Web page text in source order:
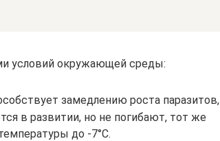
условий окружающей среды:
замедлению роста паразитов,
в развитии, но не погибают, тот же
до -7°C.